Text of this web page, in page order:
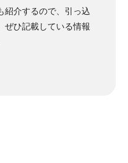
紹介するので、引っ込
ぜひ記載している情報